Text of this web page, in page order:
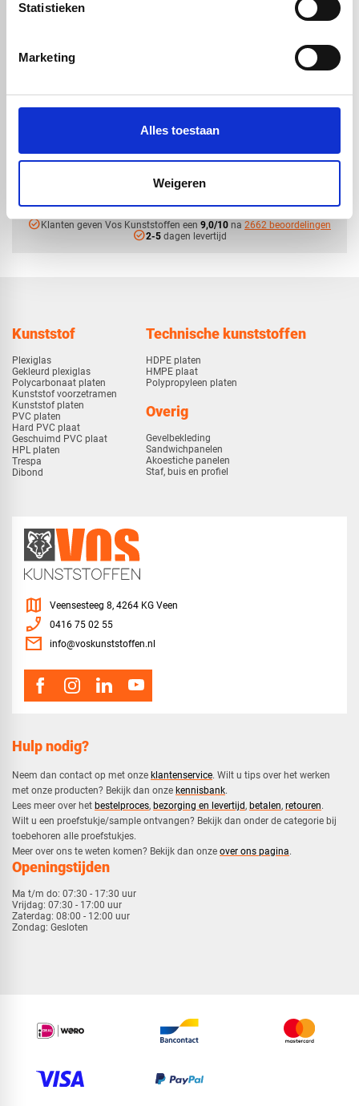
Statistieken
Marketing
Alles toestaan
Weigeren
Alucobond
satijn bruin | 4050 x
1500 x 4mm
licht goud 539 C2 |
3050 x 1500 x 4mm
€ 474,70
check_circleKlanten geven Vos Kunststoffen een 9,0/10 na 2662 beoordelingen
check_circle2-5dagen levertijd
Kunststof
Plexiglas
Gekleurd plexiglas
Polycarbonaat platen
Kunststof voorzetramen
Kunststof platen
PVC platen
Hard PVC plaat
Geschuimd PVC plaat
HPL platen
Trespa
Dibond
Technische kunststoffen
HDPE platen
HMPE plaat
Polypropyleen platen
Overig
Gevelbekleding
Sandwichpanelen
Akoestiche panelen
Staf, buis en profiel
Hulp nodig?
Neem dan contact op met onze klantenservice. Wilt u tips over het werken
met onze producten? Bekijk dan onze kennisbank.
​Lees meer over het bestelproces, bezorging en levertijd, betalen, retouren.​
​Wilt u een proefstukje/sample ontvangen? Bekijk dan onder de categorie bij
toebehoren alle proefstukjes.
​​Meer over ons te weten komen? Bekijk dan onze over ons pagina.
Openingstijden
Ma t/m do: 07:30 - 17:30 uur
Vrijdag: 07:30 - 17:00 uur
Zaterdag: 08:00 - 12:00 uur
Zondag: Gesloten
map Veensesteeg 8, 4264 KG Veen
phone_enabled 0416 75 02 55
mail info@voskunststoffen.nl